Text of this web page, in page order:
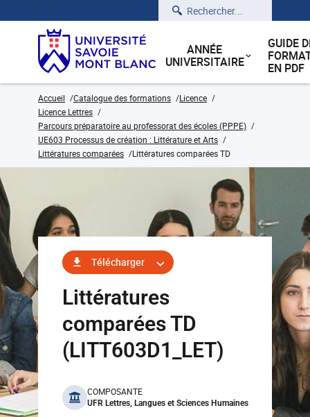
Rechercher
ANNÉE
UNIVERSITAIRE
GUIDE
EN PDF
Accueil Catalogue des formations
Licence
Licence Lettres
Parcours préparatoire au professorat des écoles (PPPE)
UE603 Processus de création : Littérature et Arts
Littératures comparées
Littératures comparées TD
Télécharger
Littératures
comparées TD
(LITT603D1_LET)
benefits
COMPOSANTE
UFR Lettres, Langues et Sciences Humaines